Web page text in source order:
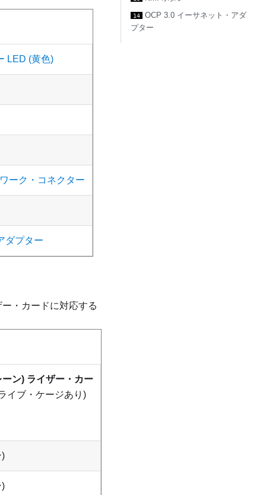
LED (黄色)
ーク・コネクター
ダプター
・カードに対応する
ン) ライザー・カー
イブ・ケージあり)
)
)
14
OCP 3.0 イーサネット・アダ
プター